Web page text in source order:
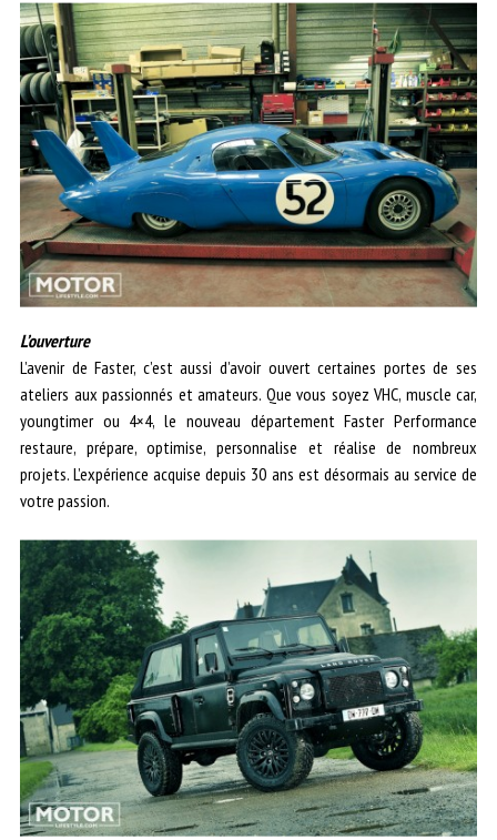
L’ouverture
L’avenir de Faster, c’est aussi d’avoir ouvert certaines portes de ses
ateliers aux passionnés et amateurs. Que vous soyez VHC, muscle car,
youngtimer ou 4×4, le nouveau département Faster Performance
restaure, prépare, optimise, personnalise et réalise de nombreux
projets. L’expérience acquise depuis 30 ans est désormais au service de
votre passion.